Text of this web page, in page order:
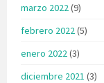
marzo 2022(9)
febrero 2022(5)
enero 2022(3)
diciembre 2021 (3)